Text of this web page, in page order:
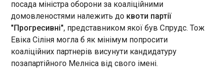
ЧИТАТЬ
Дрони РФ атакували Херсон: постраждали
авто ООН, є загибла
12:29:54
посада міністра оборони за коаліційними
домовленостями належить до квоти партії
"Прогресивні", представником якої був Спрудс. Тож
Евіка Сіліня могла б як мінімум попросити
коаліційних партнерів висунути кандидатуру
позапартійного Мелніса від свого імені.